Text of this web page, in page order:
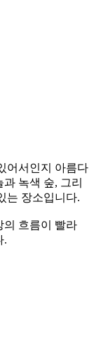
어서인지 아름다
녹색 숲, 그리
는 장소입니다.
의 흐름이 빨라
.